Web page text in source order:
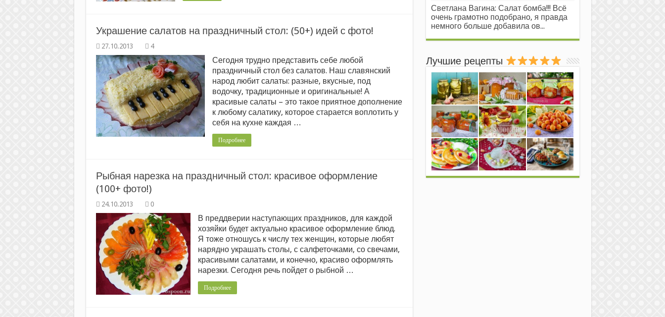
Украшение салатов на праздничный стол: (50+) идей с фото!
4
Сегодня трудно представить себе любой
праздничный стол без салатов. Наш славянский
народ любит салаты: разные, вкусные, под
водочку, традиционные и оригинальные! А
красивые салаты – это такое приятное дополнение
к любому салатику, которое старается воплотить у
себя на кухне каждая …
Подробнее
Рыбная нарезка на праздничный стол: красивое оформление
(100+ фото!)
0
В преддверии наступающих праздников, для каждой
хозяйки будет актуально красивое оформление блюд.
Я тоже отношусь к числу тех женщин, которые любят
нарядно украшать столы, с салфеточками, со свечами,
красивыми салатами, и конечно, красиво оформлять
нарезки. Сегодня речь пойдет о рыбной …
Подробнее
Светлана Вагина: Салат бомба!!! Всё
очень грамотно подобрано, я правда
немного больше добавила ов...
Лучшие рецепты